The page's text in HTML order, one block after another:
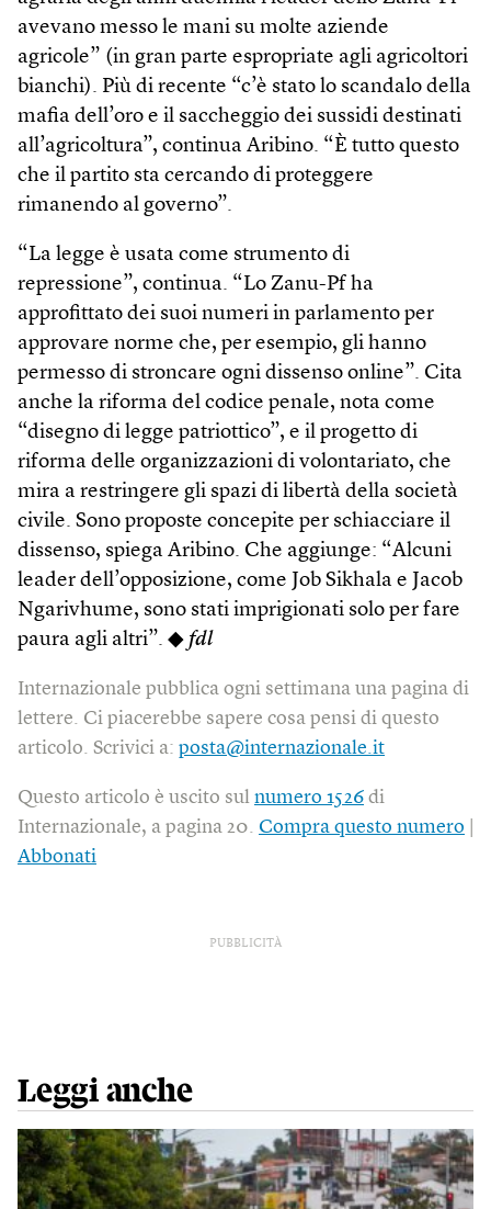
avevano messo le mani su molte aziende
agricole” (in gran parte espropriate agli agricoltori
bianchi). Più di recente “c’è stato lo scandalo della
mafia dell’oro e il saccheggio dei sussidi destinati
all’agricoltura”, continua Aribino. “È tutto questo
che il partito sta cercando di proteggere
rimanendo al governo”.
“La legge è usata come strumento di
repressione”, continua. “Lo Zanu-Pf ha
approfittato dei suoi numeri in parlamento per
approvare norme che, per esempio, gli hanno
permesso di stroncare ogni dissenso online”. Cita
anche la riforma del codice penale, nota come
“disegno di legge patriottico”, e il progetto di
riforma delle organizzazioni di volontariato, che
mira a restringere gli spazi di libertà della società
civile. Sono proposte concepite per schiacciare il
dissenso, spiega Aribino. Che aggiunge: “Alcuni
leader dell’opposizione, come Job Sikhala e Jacob
Ngarivhume, sono stati imprigionati solo per fare
paura agli altri”. ◆ fdl
Internazionale pubblica ogni settimana una pagina di
lettere. Ci piacerebbe sapere cosa pensi di questo
articolo. Scrivici a: posta@internazionale.it
Questo articolo è uscito sul numero 1526 di
Internazionale, a pagina 20. Compra questo numero
Abbonati
PUBBLICITÀ
Leggi anche